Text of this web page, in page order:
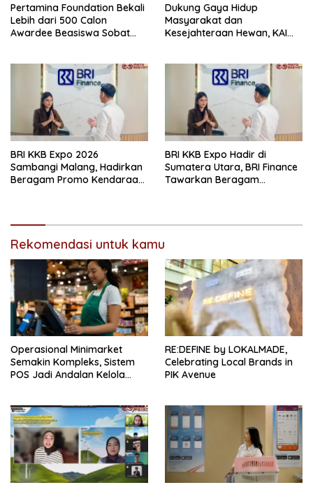
Pertamina Foundation Bekali
Lebih dari 500 Calon
Awardee Beasiswa Sobat
Dukung Gaya Hidup
Masyarakat dan
Kesejahteraan Hewan, KAI
Semester I 2026
BRI KKB Expo 2026
Sambangi Malang, Hadirkan
Beragam Promo Kendaraan
BRI KKB Expo Hadir di
Sumatera Utara, BRI Finance
Tawarkan Beragam
Rekomendasi untuk kamu
Operasional Minimarket
Semakin Kompleks, Sistem
POS Jadi Andalan Kelola
RE:DEFINE by LOKALMADE,
Celebrating Local Brands in
PIK Avenue